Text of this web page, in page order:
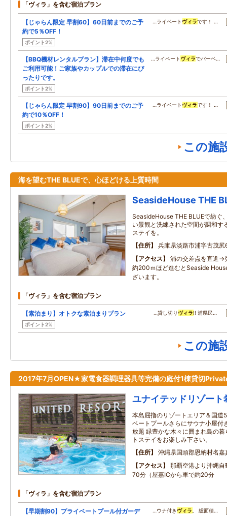
「ヴィラ」を含む宿泊プラン
【じゃらん限定 早割60】60日前までのご予
約で5％OFF！
ポイント2%
…ライベート ヴィラです！ …
【BBQ機材レンタルプラン】滞在中何度でも
ご利用可能！ご家族やカップルでの滞在にぴ
ったりです。
ポイント2%
…ライベート ヴィラでバーベ…
【じゃらん限定 早割90】90日前までのご予
約で10％OFF！
ポイント2%
…ライベート ヴィラです！ …
この施
海を望むTHE BLUEで、心ほどける上質時間
SeasideHouse THE
SeasideHouse THE BLUEで紡ぐ
い景観と洗練された空間が調和す
ステイを。
住所
兵庫県淡路市浦字古茂尻
アクセス
浦の交差点を直進→
約200ｍほど進むとSeaside
ざいます。
「ヴィラ」を含む宿泊プラン
【素泊まり】オトクな素泊まりプラン
ポイント2%
…貸し切り ヴィラ!! 浦県民…
この施
2017年7月OPEN★家電食器調理器具等完備の庭付1棟貸切
ユナイテッドリゾート
本島屈指のリゾートエリア＆国
ベートプールさらにサウナ小屋付
放題 緑豊かな木々に囲まれ島の
トステイをお楽しみ下さい。
住所
沖縄県国頭郡恩納村名
アクセス
那覇空港より沖縄
70分（屋嘉ICから車で約20分
「ヴィラ」を含む宿泊プラン
【早期割90】プライベートプール付ガーデ
…ウナ付き ヴィラ 。 総面積…